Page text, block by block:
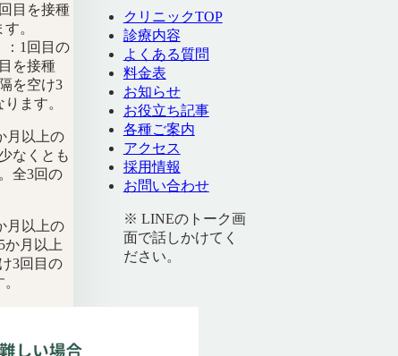
目を接種
。
：1回目の
を接種
を空け3
ます。
月以上の
なくとも
全3回の
月以上の
か月以上
3回目の
クリニックTOP
診療内容
よくある質問
料金表
お知らせ
お役立ち記事
各種ご案内
アクセス
採用情報
お問い合わせ
※ LINEのトーク画
面で話しかけてく
ださい。